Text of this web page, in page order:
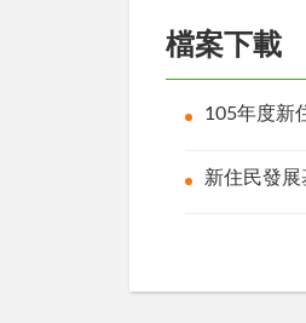
檔案下載
105年度新
新住民發